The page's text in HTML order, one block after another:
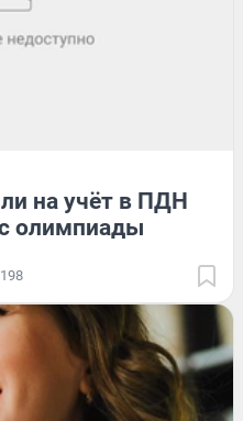
на учёт в ПДН
олимпиады
198